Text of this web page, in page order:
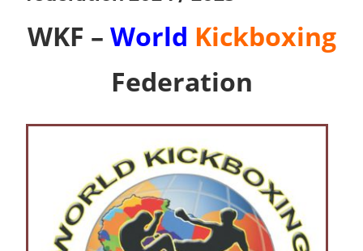
WKF – World Kickboxing
Federation